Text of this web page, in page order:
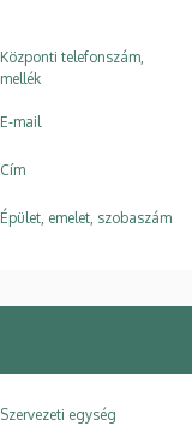
Központi telefonszám,
mellék
E-mail
Cím
Épület, emelet, szobaszám
Szervezeti egység